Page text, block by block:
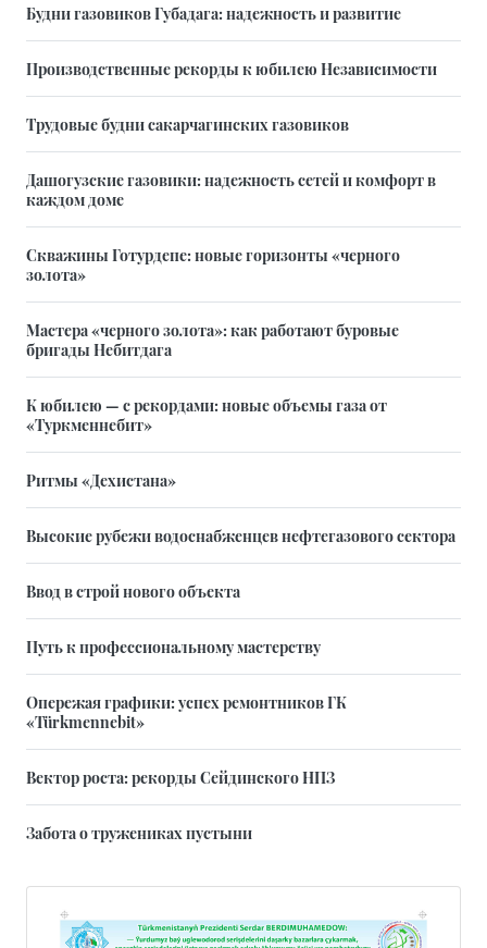
Будни газовиков Губадага: надежность и развитие
Производственные рекорды к юбилею Независимости
Трудовые будни сакарчагинских газовиков
Дашогузские газовики: надежность сетей и комфорт в
каждом доме
Скважины Готурдепе: новые горизонты «черного
золота»
Мастера «черного золота»: как работают буровые
бригады Небитдага
К юбилею — с рекордами: новые объемы газа от
«Туркменнебит»
Ритмы «Дехистана»
Высокие рубежи водоснабженцев нефтегазового сектора
Ввод в строй нового объекта
Путь к профессиональному мастерству
Опережая графики: успех ремонтников ГК
«Türkmennebit»
Вектор роста: рекорды Сейдинского НПЗ
Забота о тружениках пустыни